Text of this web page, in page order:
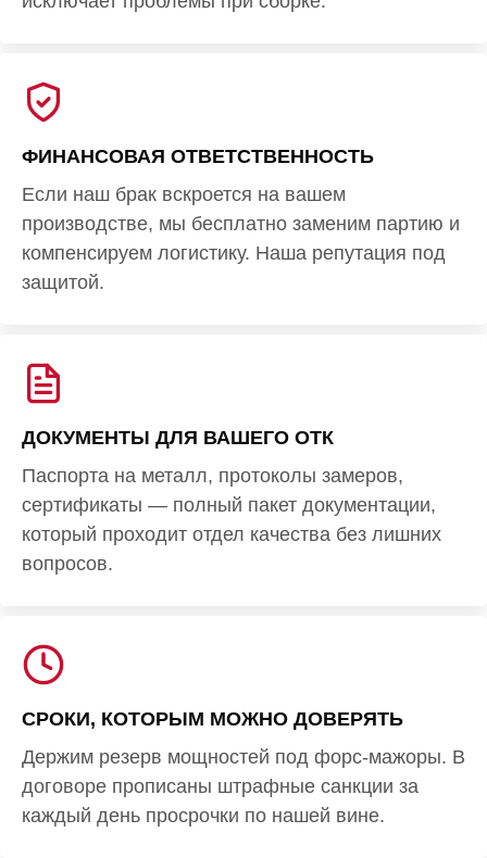
ФИНАНСОВАЯ ОТВЕТСТВЕННОСТЬ
Если наш брак вскроется на вашем
производстве, мы бесплатно заменим партию и
компенсируем логистику. Наша репутация под
защитой.
ДОКУМЕНТЫ ДЛЯ ВАШЕГО ОТК
Паспорта на металл, протоколы замеров,
сертификаты — полный пакет документации,
который проходит отдел качества без лишних
вопросов.
СРОКИ, КОТОРЫМ МОЖНО ДОВЕРЯТЬ
Держим резерв мощностей под форс-мажоры. В
договоре прописаны штрафные санкции за
каждый день просрочки по нашей вине.